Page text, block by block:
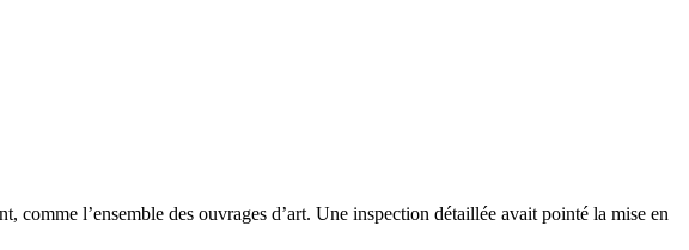
l’ensemble des ouvrages d’art. Une inspection détaillée avait pointé la mise en